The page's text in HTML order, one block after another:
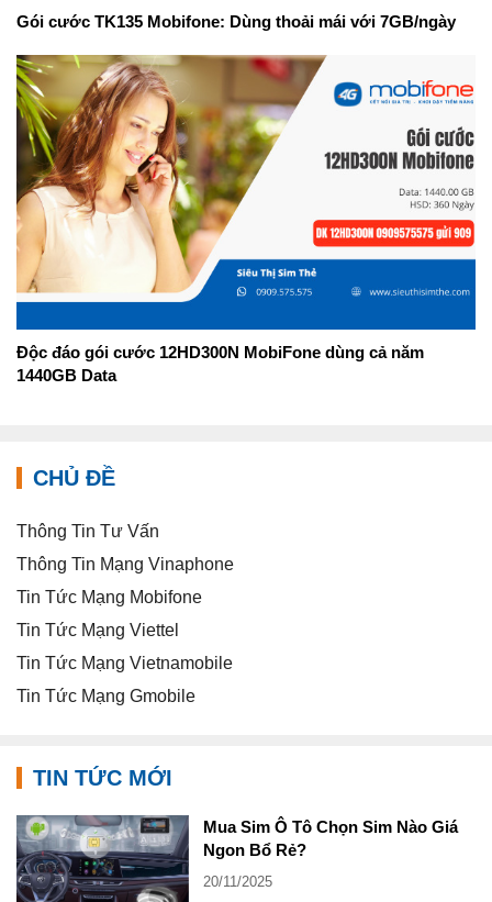
Gói cước TK135 Mobifone: Dùng thoải mái với 7GB/ngày
Độc đáo gói cước 12HD300N MobiFone dùng cả năm
1440GB Data
CHỦ ĐỀ
Thông Tin Tư Vấn
Thông Tin Mạng Vinaphone
Tin Tức Mạng Mobifone
Tin Tức Mạng Viettel
Tin Tức Mạng Vietnamobile
Tin Tức Mạng Gmobile
TIN TỨC MỚI
Mua Sim Ô Tô Chọn Sim Nào Giá
Ngon Bổ Rẻ?
20/11/2025